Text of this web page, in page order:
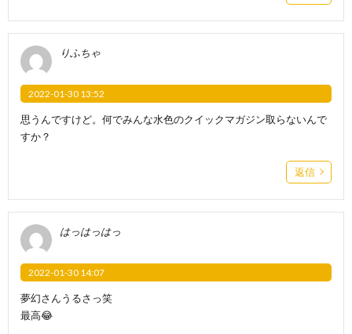
りふちゃ
2022-01-30 13:52
思うんですけど。何でみんな水色のクイックマガジン取らないんで
すか？
返信
はっはっはっ
2022-01-30 14:07
夢幻さんうるさっ笑
最高😂